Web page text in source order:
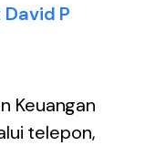
P
Keuangan
telepon,